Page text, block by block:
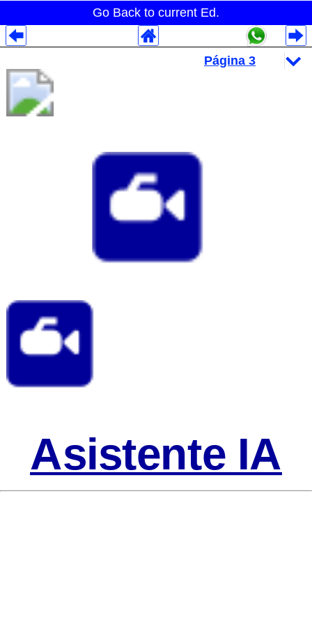
Go Back to current Ed.
Asistente IA
Despliegues Analytics
Despliegues Totales
Despliegues por Rubros